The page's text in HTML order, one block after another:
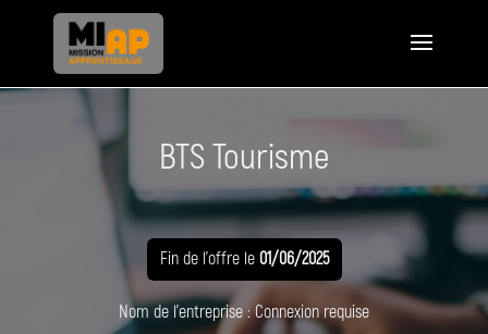
BTS Tourisme
Fin de l'offre le 01/06/2025
Nom de l'entreprise :Connexion requise